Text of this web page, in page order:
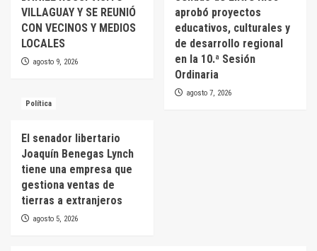
VILLAGUAY Y SE REUNIÓ
CON VECINOS Y MEDIOS
LOCALES
agosto 9, 2026
aprobó proyectos
educativos, culturales y
de desarrollo regional
en la 10.ª Sesión
Ordinaria
agosto 7, 2026
Política
El senador libertario
Joaquín Benegas Lynch
tiene una empresa que
gestiona ventas de
tierras a extranjeros
agosto 5, 2026